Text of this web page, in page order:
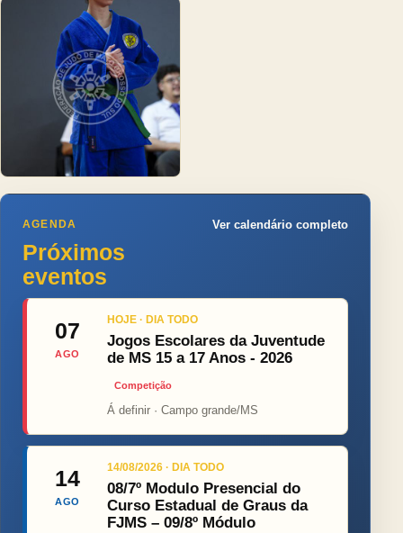
AGENDA
Próximos
eventos
Ver calendário completo
07
AGO
HOJE · DIA TODO
Jogos Escolares da Juventude
de MS 15 a 17 Anos - 2026
Competição
Á definir · Campo grande/MS
14
AGO
14/08/2026 · DIA TODO
08/7º Modulo Presencial do
Curso Estadual de Graus da
FJMS – 09/8º Módulo